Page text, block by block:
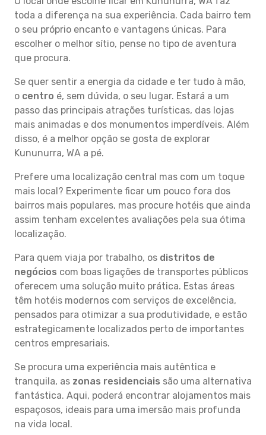
toda a diferença na sua experiência. Cada bairro tem
o seu próprio encanto e vantagens únicas. Para
escolher o melhor sítio, pense no tipo de aventura
que procura.
Se quer sentir a energia da cidade e ter tudo à mão,
o centro é, sem dúvida, o seu lugar. Estará a um
passo das principais atrações turísticas, das lojas
mais animadas e dos monumentos imperdíveis. Além
disso, é a melhor opção se gosta de explorar
Kununurra, WA a pé.
Prefere uma localização central mas com um toque
mais local? Experimente ficar um pouco fora dos
bairros mais populares, mas procure hotéis que ainda
assim tenham excelentes avaliações pela sua ótima
localização.
Para quem viaja por trabalho, os distritos de
negócios com boas ligações de transportes públicos
oferecem uma solução muito prática. Estas áreas
têm hotéis modernos com serviços de excelência,
pensados para otimizar a sua produtividade, e estão
estrategicamente localizados perto de importantes
centros empresariais.
Se procura uma experiência mais autêntica e
tranquila, as zonas residenciais são uma alternativa
fantástica. Aqui, poderá encontrar alojamentos mais
espaçosos, ideais para uma imersão mais profunda
na vida local.